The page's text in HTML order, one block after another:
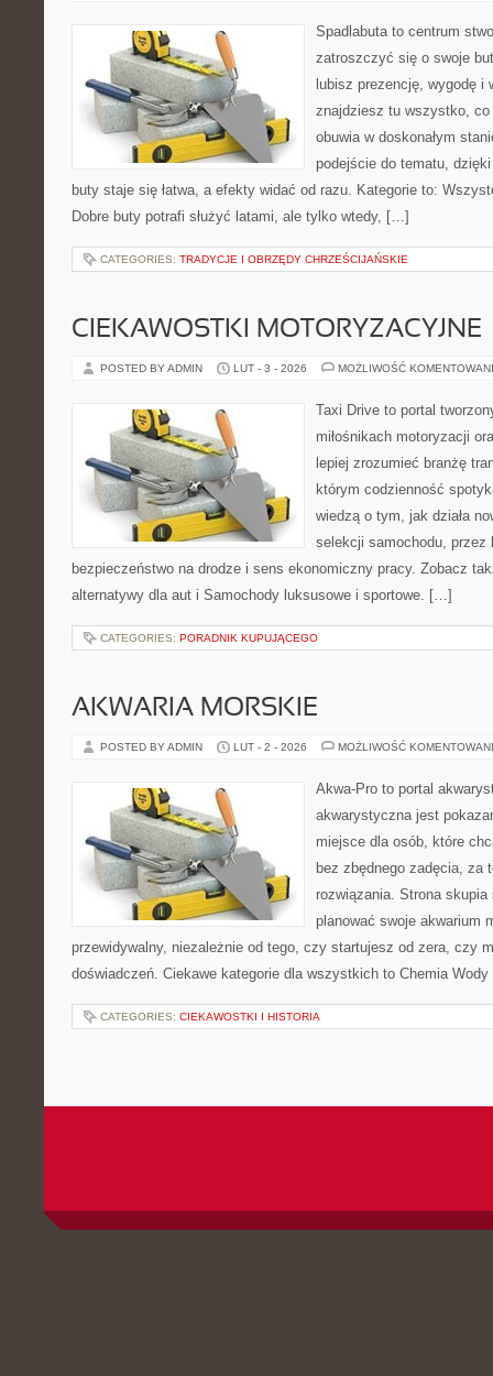
Spadlabuta to centrum
zatroszczyć się o swoje
lubisz prezencję, wygodę i
znajdziesz tu wszystko,
obuwia w doskonałym
podejście do tematu,
buty staje się łatwa, a efekty widać od razu. Kategorie to:
Dobre buty potrafi służyć latami, ale tylko wtedy, […]
CATEGORIES: TRADYCJE I OBRZĘDY CHRZEŚCIJAŃSKIE
CIEKAWOSTKI MOTORYZACYJNE
POSTED BY ADMIN LUT - 3 - 2026 MOŻLIWOŚĆ
Taxi Drive to portal
miłośnikach motoryzacji
lepiej zrozumieć branżę
którym codzienność
wiedzą o tym, jak działa
selekcji samochodu,
bezpieczeństwo na drodze i sens ekonomiczny pracy. Zobacz
alternatywy dla aut i Samochody luksusowe i sportowe. […]
CATEGORIES: PORADNIK KUPUJĄCEGO
AKWARIA MORSKIE
POSTED BY ADMIN LUT - 2 - 2026 MOŻLIWOŚĆ
Akwa-Pro to portal
akwarystyczna jest
miejsce dla osób, które
bez zbędnego zadęcia, za
rozwiązania. Strona
planować swoje akwarium
przewidywalny, niezależnie od tego, czy startujesz od zera, czy
doświadczeń. Ciekawe kategorie dla wszystkich to Chemia
CATEGORIES: CIEKAWOSTKI I HISTORIA